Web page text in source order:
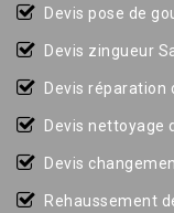
Devis pose de
Devis zingueur
Devis réparation
Devis nettoyage
Devis
Rehaussement